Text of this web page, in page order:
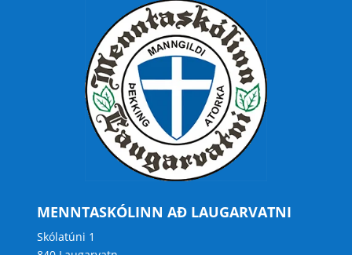
MENNTASKÓLINN AÐ LAUGARVATNI
Skólatúni 1